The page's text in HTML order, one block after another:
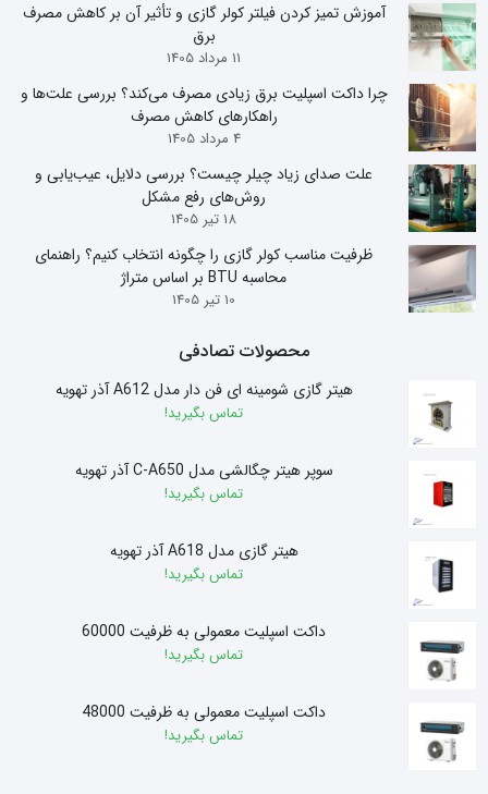
آموزش تمیز کردن فیلتر کولر گازی و تأثیر آن بر کاهش مصرف
برق
11 مرداد 1405
چرا داکت اسپلیت برق زیادی مصرف می‌کند؟ بررسی علت‌ها و
راهکارهای کاهش مصرف
4 مرداد 1405
علت صدای زیاد چیلر چیست؟ بررسی دلایل، عیب‌یابی و
روش‌های رفع مشکل
18 تیر 1405
ظرفیت مناسب کولر گازی را چگونه انتخاب کنیم؟ راهنمای
محاسبه BTU بر اساس متراژ
10 تیر 1405
محصولات تصادفی
هیتر گازی شومینه ای فن دار مدل A612 آذر تهویه
تماس بگیرید!
سوپر هیتر چگالشی مدل C-A650 آذر تهویه
تماس بگیرید!
هیتر گازی مدل A618 آذر تهویه
تماس بگیرید!
داکت اسپلیت معمولی به ظرفیت 60000
تماس بگیرید!
داکت اسپلیت معمولی به ظرفیت 48000
تماس بگیرید!